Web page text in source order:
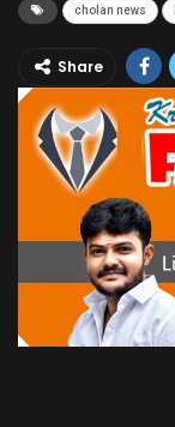
cholan news
Share